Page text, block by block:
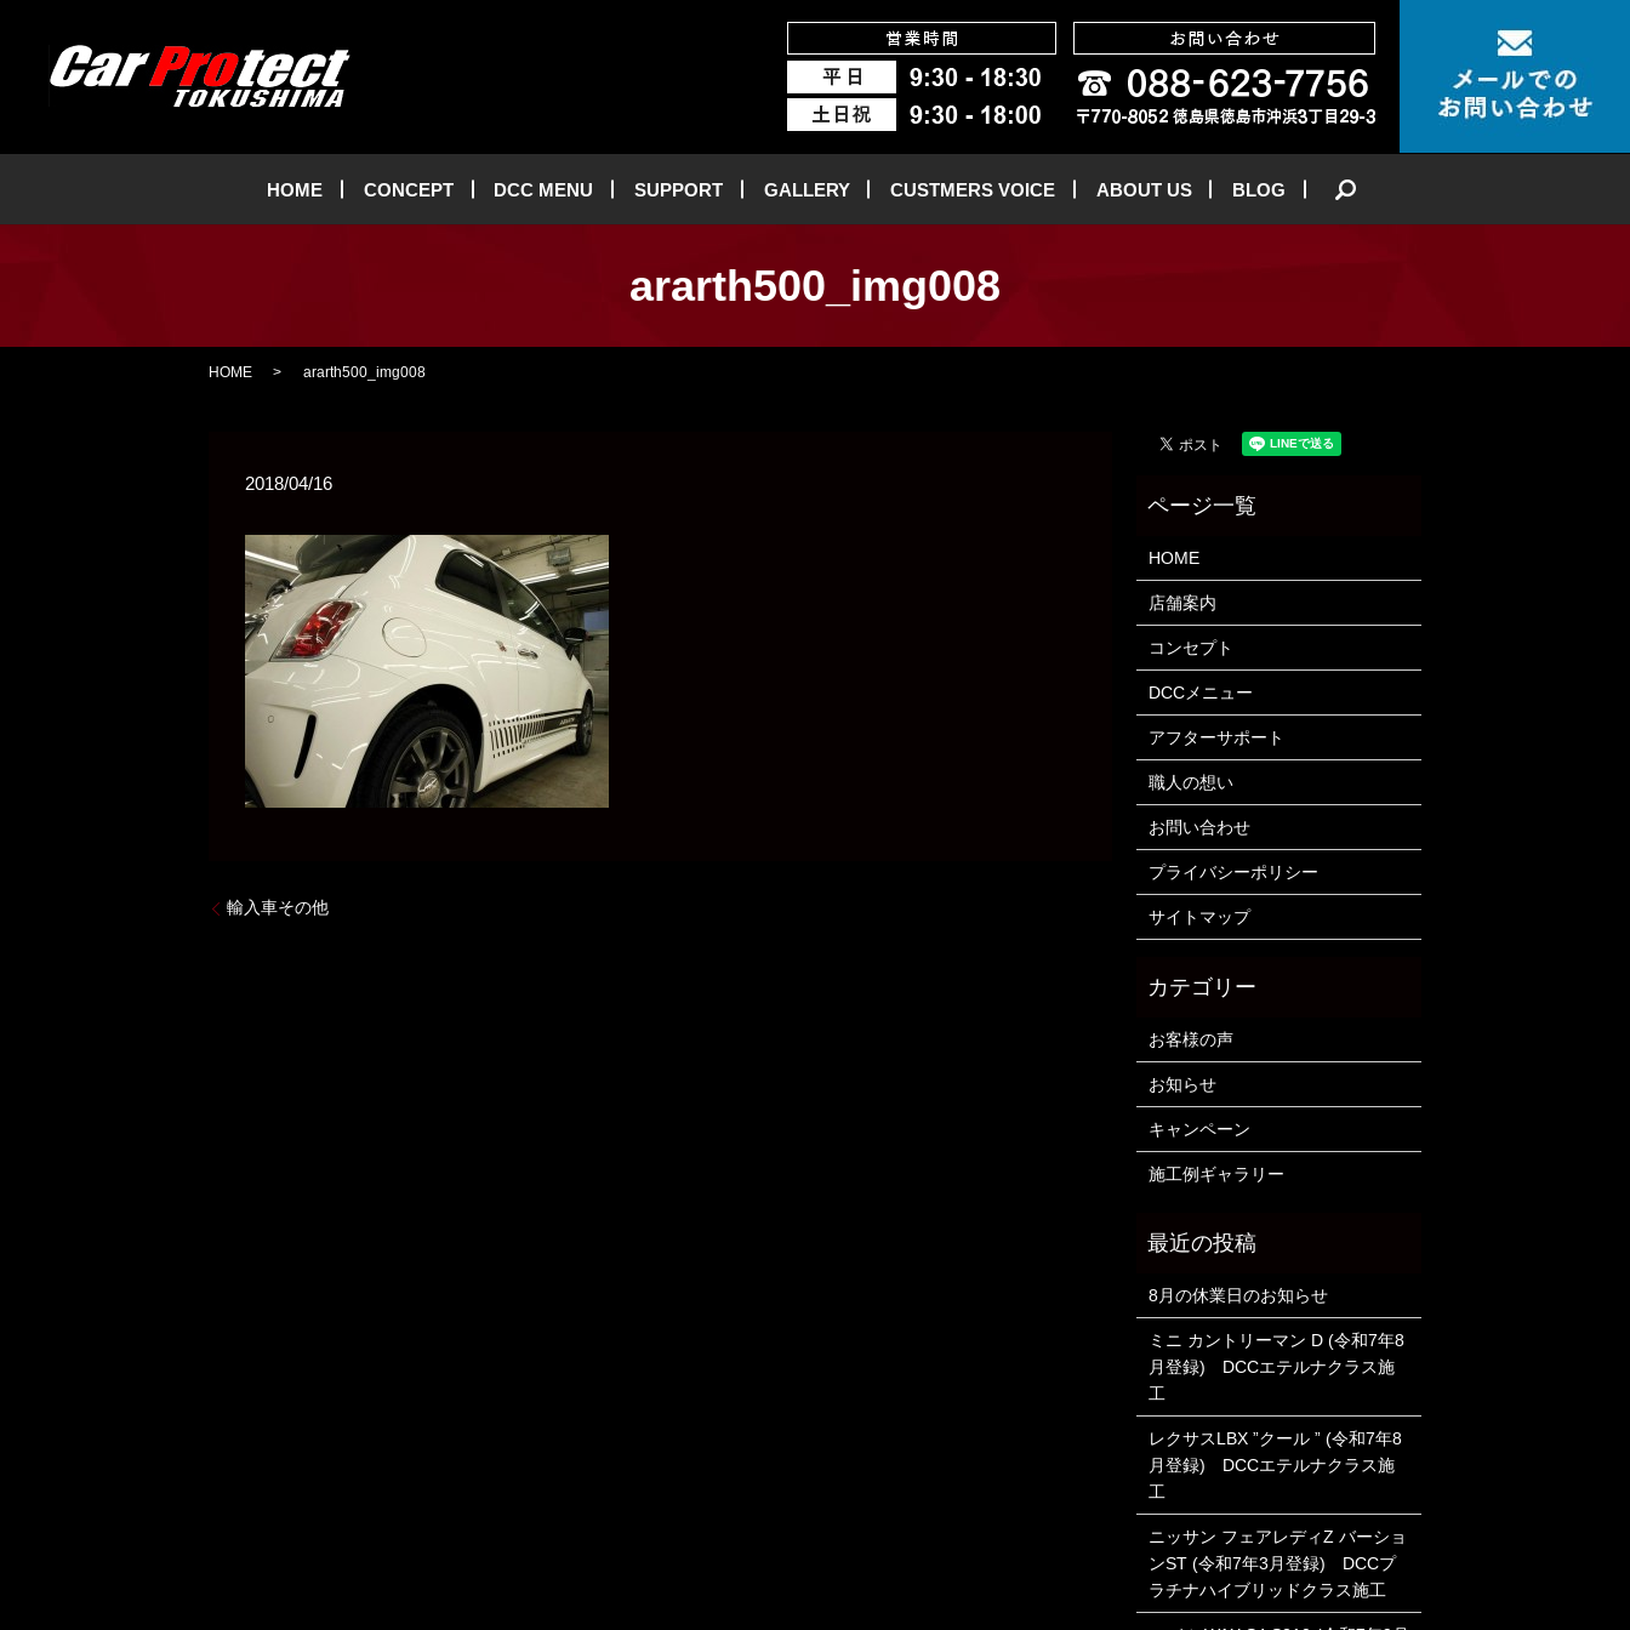
HOME CONCEPT DCC MENU SUPPORT GALLERY CUSTMERS VOICE ABOUT US BLOG
ararth500_img008
HOME ararth500_img008
2018/04/16
輸入車その他
HOME
店舗案内
コンセプト
DCCメニュー
アフターサポート
職人の想い
お問い合わせ
プライバシーポリシー
サイトマップ
お客様の声
お知らせ
キャンペーン
施工例ギャラリー
8月の休業日のお知らせ
ミニ カントリーマン D (令和7年8
月登録) DCCエテルナクラス施
工
レクサスLBX ”クール ” (令和7年8
月登録) DCCエテルナクラス施
工
ニッサン フェアレディZ バーショ
ンST (令和7年3月登録) DCCプ
ラチナハイブリッドクラス施工